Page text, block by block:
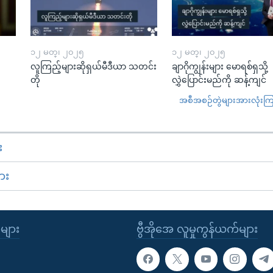
၁၂ မတ္၊ ၂၀၂၅
လူကြည့်များဆိုရှယ်မီဒီယာ သတင်း
တို
၁၂ မတ္၊ ၂၀၂၅
ချာဂိုကျွန်းများ မောရစ်ရှသို့
လွှဲပြောင်းမည်ကို ဆန့်ကျင်
အစီအစဉ်တွဲများအားလုံးက
ဗွီအိုအေ လူမှုကွန်ယက်များ
ား